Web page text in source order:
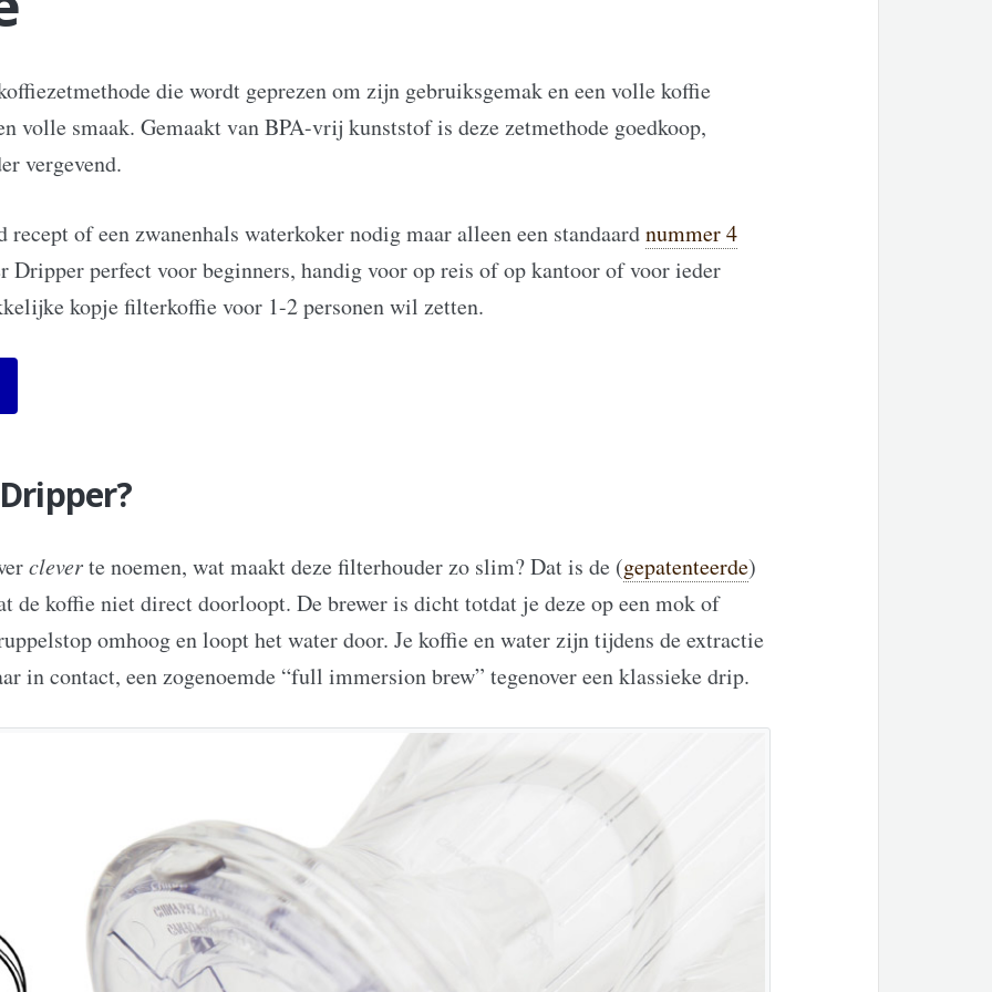
die wordt geprezen om zijn gebruiksgemak en een volle koffie
volle smaak. Gemaakt van BPA-vrij kunststof is deze zetmethode goedkoop,
vergevend.
recept of een zwanenhals waterkoker nodig maar alleen een standaardnummer 4
Dripper perfect voor beginners, handig voor op reis of op kantoor of voor ieder
kopje filterkoffie voor 1-2 personen wil zetten.
cleverte noemen, wat maakt deze filterhouder zo slim? Dat is de (gepatenteerde)
de koffie niet direct doorloopt. De brewer is dicht totdat je deze op een mok of
omhoog en loopt het water door. Je koffie en water zijn tijdens de extractie
in contact, een zogenoemde “full immersion brew” tegenover een klassieke drip.